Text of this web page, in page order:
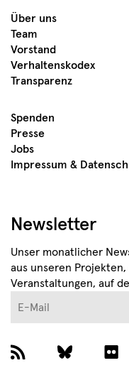
Über uns
Team
Vorstand
Verhaltenskodex
Transparenz
Spenden
Presse
Jobs
Impressum &
Newsletter
Unser monatlicher
aus unseren
Veranstaltungen, auf